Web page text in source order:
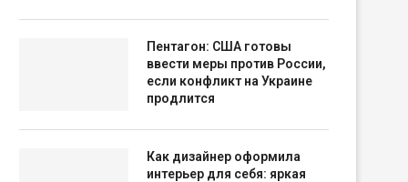
Пентагон: США готовы
ввести меры против России,
если конфликт на Украине
продлится
Как дизайнер оформила
интерьер для себя: яркая